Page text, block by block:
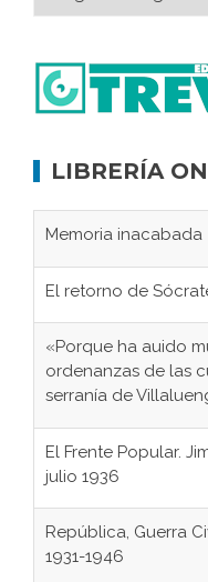
LIBRERÍA
Memoria inacabada
El retorno de
«Porque ha auido
ordenanzas de las
serranía de
El Frente Popular.
julio 1936
República, Guerra
1931-1946